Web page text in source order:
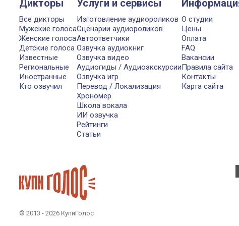
Дикторы
Все дикторы
Мужские голоса
Женские голоса
Детские голоса
Известные
Региональные
Иностранные
Кто озвучил
Услуги и сервисы
Изготовление аудиороликов
Сценарии аудиороликов
Автоответчики
Озвучка аудиокниг
Озвучка видео
Аудиогиды / Аудиоэкскурсии
Озвучка игр
Перевод / Локализация
Хрономер
Школа вокала
ИИ озвучка
Рейтинги
Статьи
О студии
Цены
Оплата
FAQ
Вакансии
Правила сайта
Контакты
Карта сайта
© 2013 - 2026 КупиГолос